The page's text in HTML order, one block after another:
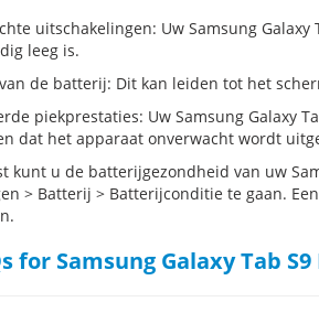
uitschakelingen: Uw Samsung
leeg is.
de batterij: Dit kan leiden tot het
piekprestaties: Uw Samsung Galaxy
dat het apparaat onverwacht wordt
kunt u de batterijgezondheid van uw
> Batterij > Batterijconditie te gaan.
for Samsung Galaxy Tab